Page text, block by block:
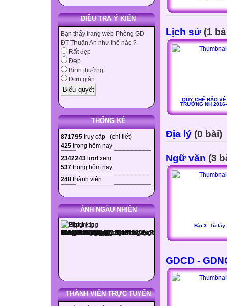
ĐIỀU TRA Ý KIẾN
Bạn thấy trang web Phòng GD-
ĐT Thuận An như thế nào ?
Rất đẹp
Đẹp
Bình thường
Đơn giản
THỐNG KÊ
871795 truy cập (chi tiết)
425 trong hôm nay
2342243 lượt xem
537 trong hôm nay
248 thành viên
ẢNH NGẪU NHIÊN
THÀNH VIÊN TRỰC TUYẾN
Lịch sử (1
QUY CHẾ BẢO
TRƯỜNG NH
Địa lý (0 bài)
Ngữ văn (3
Bài 3. Từ láy
GDCD -